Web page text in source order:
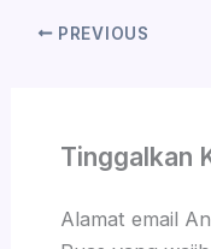
PREVIOUS
Tinggalkan
Alamat email